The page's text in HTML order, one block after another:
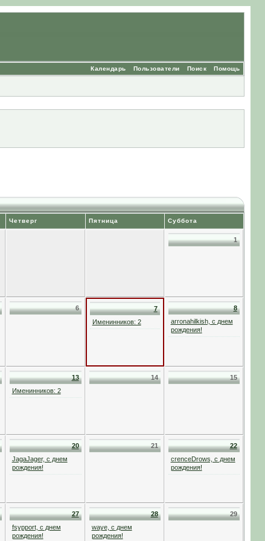
Помощь
Поиск
Пользователи
Календарь
Четверг Пятница Суббота
1
6
7
Именинников: 2
8
arronahilkish, с днем
рождения!
13
Именинников: 2
14 15
20
JagaJager, с днем
рождения!
21
22
crenceDrows, с днем
рождения!
27
fsypport, с днем
рождения!
28
waye, с днем
рождения!
29